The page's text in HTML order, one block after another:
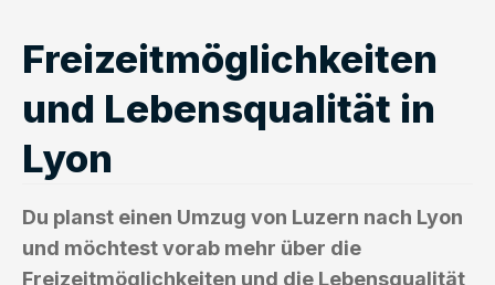
Freizeitmöglichkeiten
und Lebensqualität in
Lyon
Du planst einen Umzug von Luzern nach Lyon
und möchtest vorab mehr über die
Freizeitmöglichkeiten und die Lebensqualität